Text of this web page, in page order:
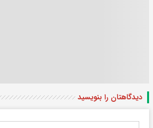
دیدگاهتان را بنویسید